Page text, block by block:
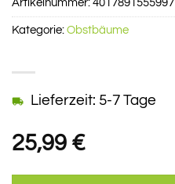
25,99 €
Lieferzeit: 5-7 Tage
Artikelnummer: 4017891555997
Kategorie: Obstbäume